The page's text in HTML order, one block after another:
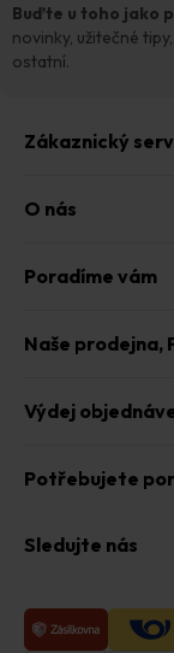
Buďte u toho jako
novinky, užitečné
ostatní.
Zákaznický
O nás
Poradíme vám
Naše prodejna,
Výdej
Potřebujete
Sledujte nás